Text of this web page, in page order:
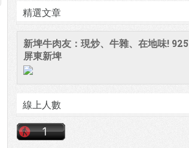
精選文章
新埤牛肉友：現炒、牛雜、在地味! 925
屏東新埤
線上人數